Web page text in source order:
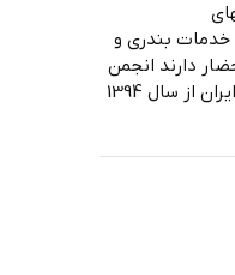
خدمات بندری و
دارند انجمن
کشتیرانی و خدمات وابسته ایران از سال 1394